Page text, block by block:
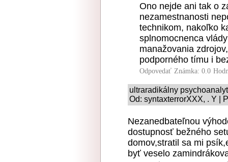
Ono nejde ani tak o
nezamestnanosti
technikom, nakoľko
splnomocnenca
manažovania
podporného tímu i
Odpovedať Známka: 0.0
ultraradikálny
Od: syntaxterrorXXX, . Y |
Nezanedbateľnou
dostupnosť bežného
domov,stratil sa mi
byť veselo